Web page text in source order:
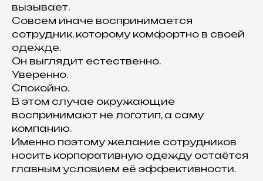
вызывает.
Совсем иначе воспринимается
сотрудник, которому комфортно в своей
одежде.
Он выглядит естественно.
Уверенно.
Спокойно.
В этом случае окружающие
воспринимают не логотип, а саму
компанию.
Именно поэтому желание сотрудников
носить корпоративную одежду остаётся
главным условием её эффективности.